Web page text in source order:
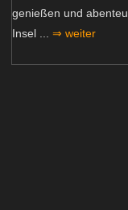
genießen und
Insel ... ⇒ weiter